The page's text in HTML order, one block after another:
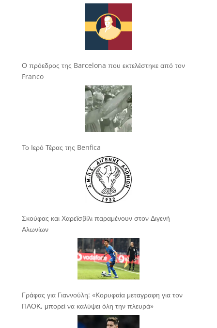
Ο πρόεδρος της Barcelona που εκτελέστηκε από τον
Franco
Το Ιερό Τέρας της Benfica
Σκούφας και Χαρεϊσβίλι παραμένουν στον Διγενή
Αλωνίων
Γράφας για Γιαννούλη: «Κορυφαία μεταγραφη για τον
ΠΑΟΚ, μπορεί να καλύψει όλη την πλευρά»